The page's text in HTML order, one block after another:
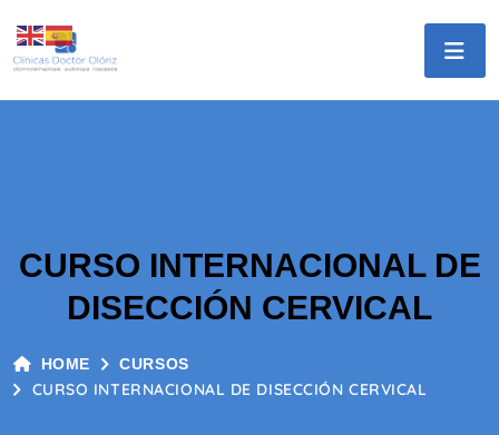
CURSO INTERNACIONAL DE
DISECCIÓN CERVICAL
HOME CURSOS
CURSO INTERNACIONAL DE DISECCIÓN CERVICAL